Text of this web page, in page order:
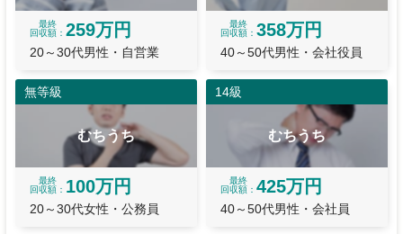
最終
回収額
259万円
20～30代男性・自営業
最終
回収額
358万円
40～50代男性・会社役員
無等級
むちうち
最終
回収額
100万円
20～30代女性・公務員
14級
むちうち
最終
回収額
425万円
40～50代男性・会社員